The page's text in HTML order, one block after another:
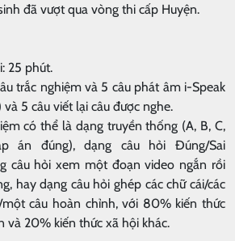
đã vượt qua vòng thi cấp Huyện.
25 phút.
trắc nghiệm và 5 câu phát âm i-Speak
5 câu viết lại câu được nghe.
có thể là dạng truyền thống (A, B, C,
án đúng), dạng câu hỏi Đúng/Sai
câu hỏi xem một đoạn video ngắn rồi
hay dạng câu hỏi ghép các chữ cái/các
câu hoàn chỉnh, với 80% kiến thức
và 20% kiến thức xã hội khác.